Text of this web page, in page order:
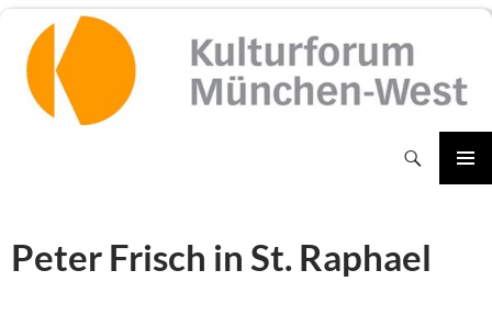
Inhalt
springen
Peter Frisch in St. Raphael